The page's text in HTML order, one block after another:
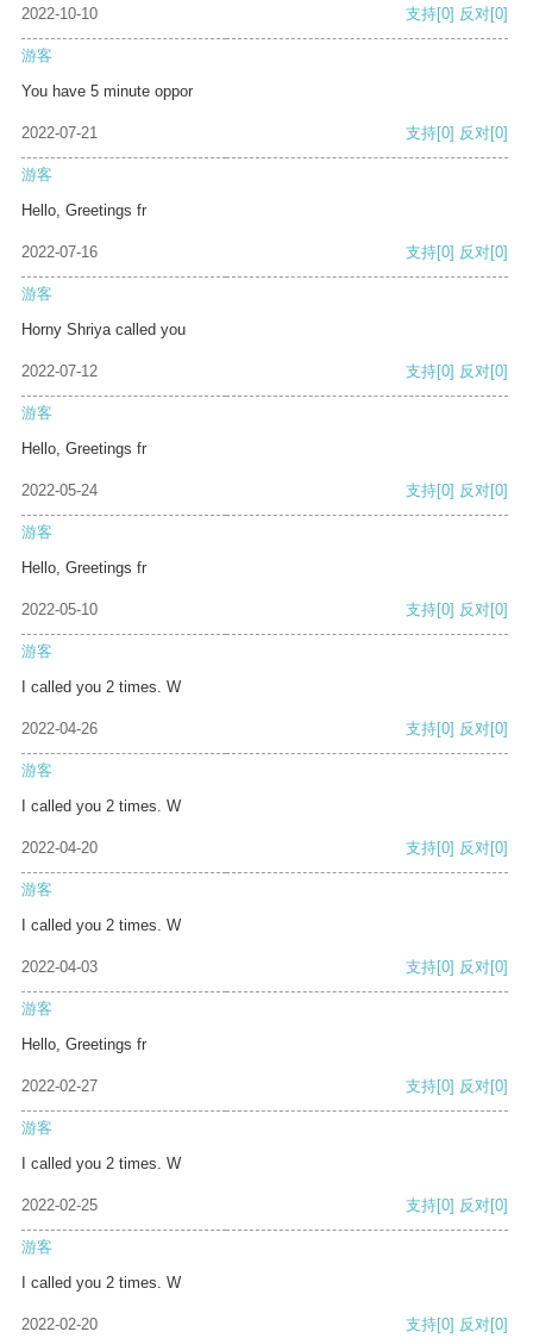
2022-10-10 支持[0] 反对[0]
游客
You have 5 minute oppor
2022-07-21 支持[0] 反对[0]
游客
Hello, Greetings fr
2022-07-16 支持[0] 反对[0]
游客
Horny Shriya called you
2022-07-12 支持[0] 反对[0]
游客
Hello, Greetings fr
2022-05-24 支持[0] 反对[0]
游客
Hello, Greetings fr
2022-05-10 支持[0] 反对[0]
游客
I called you 2 times. W
2022-04-26 支持[0] 反对[0]
游客
I called you 2 times. W
2022-04-20 支持[0] 反对[0]
游客
I called you 2 times. W
2022-04-03 支持[0] 反对[0]
游客
Hello, Greetings fr
2022-02-27 支持[0] 反对[0]
游客
I called you 2 times. W
2022-02-25 支持[0] 反对[0]
游客
I called you 2 times. W
2022-02-20 支持[0] 反对[0]